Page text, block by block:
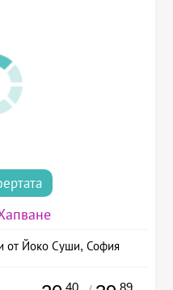
от Йоко Суши, София
.40 .89